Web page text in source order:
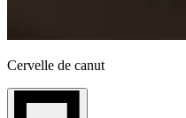
Cervelle de canut